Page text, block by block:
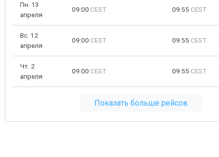
Пн. 13
апреля
09:00 CEST 09:55 CEST
Вс. 12
апреля
09:00 CEST 09:55 CEST
Чт. 2
апреля
09:00 CEST 09:55 CEST
Показать больше рейсов